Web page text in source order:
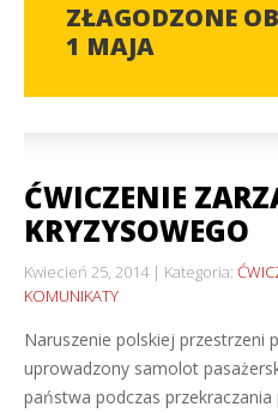
ZŁAGODZONE
1 MAJA
ĆWICZENIE
KRYZYSOWEGO
Kwiecień 25, 2014 Kategoria:
KOMUNIKATY
Naruszenie polskiej przestrzeni
uprowadzony samolot
państwa podczas